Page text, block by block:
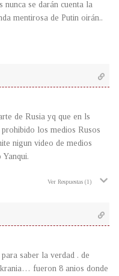
nunca se darán cuenta la
mentirosa de Putin oirán..
de Rusia yq que en ls
los medios Rusos
nigun video de medios
Ver Respuestas (1)
saber la verdad . de
fueron 8 anios donde